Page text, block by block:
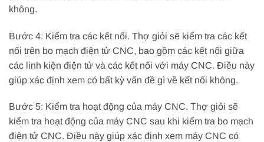
không.
Bước 4: Kiểm tra các kết nối. Thợ giỏi sẽ kiểm tra các kết
nối trên bo mạch điện tử CNC, bao gồm các kết nối giữa
các linh kiện điện tử và các kết nối với máy CNC. Điều này
giúp xác định xem có bất kỳ vấn đề gì về kết nối không.
Bước 5: Kiểm tra hoạt động của máy CNC. Thợ giỏi sẽ
kiểm tra hoạt động của máy CNC sau khi kiểm tra bo mạch
điện tử CNC. Điều này giúp xác định xem máy CNC có